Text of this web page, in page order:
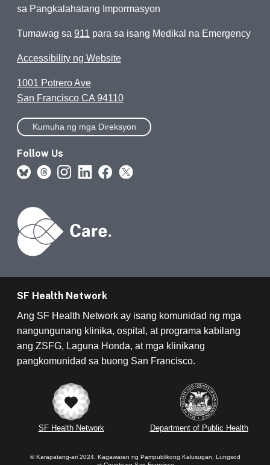
sa Pangkalahatang Impormasyon
Tumawag sa 911 para sa isang Medikal na Emergency
Accessibility ng Website
1001 Potrero Ave
San Francisco CA 94110
Kumuha ng mga Direksyon
Follow Us
SF Health Network Department of Public Health
SF Health Network
Ang SF Health Network ay isang komunidad ng mga
nangungunang klinika, ospital, at programa kabilang
ang ZSFG, Laguna Honda, at mga klinikang
pangkomunidad sa buong San Francisco.
© Karapatang-ari 2024, Kagawaran ng Pampublikong Kalusugan, Lungsod